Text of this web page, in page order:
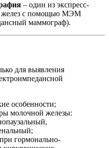
– один из экспресс-
желез с помощью МЭМ
маммограф).
для выявления
особенности;
молочной железы:
гормонально-